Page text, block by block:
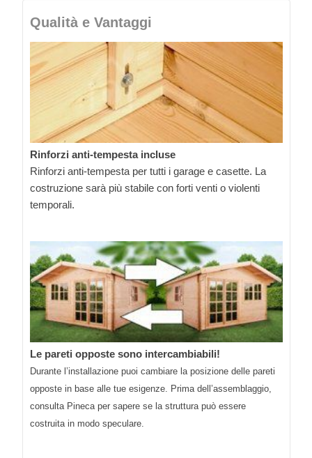
Qualità e Vantaggi
Rinforzi anti-tempesta incluse
Rinforzi anti-tempesta per tutti i garage e casette. La
costruzione sarà più stabile con forti venti o violenti
temporali.
Le pareti opposte sono intercambiabili!
Durante l’installazione puoi cambiare la posizione delle pareti
opposte in base alle tue esigenze. Prima dell’assemblaggio,
consulta Pineca per sapere se la struttura può essere
costruita in modo speculare.